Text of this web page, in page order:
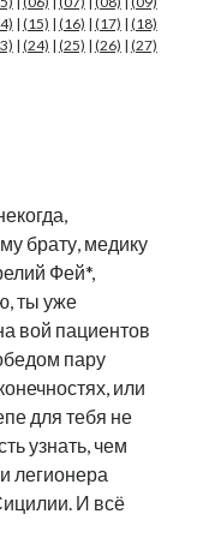
ансип
истории
нарва
эстонскому
партия поводырь
| (15) | (16) | (17) | (18)
| (24) | (25) | (26) | (27)
брату, медику
Фей*,
ты уже
вой пациентов
пару
или
для тебя не
узнать, чем
легионера
И всё